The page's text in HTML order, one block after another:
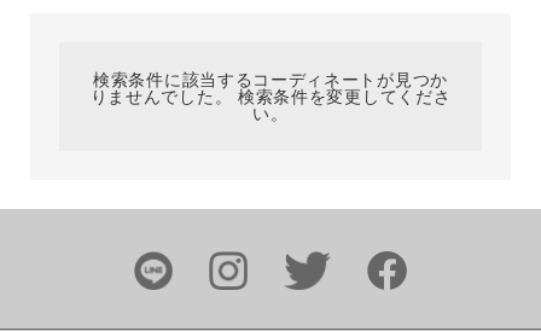
ブランド
検索条件に該当するコーディネートが見つか
りませんでした。 検索条件を変更してくださ
い。